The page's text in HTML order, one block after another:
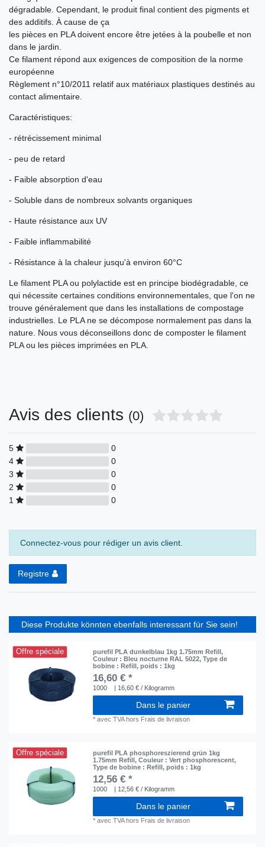
dégradable. Cependant, le produit final contient des pigments et
des additifs. À cause de ça
les pièces en PLA doivent encore être jetées à la poubelle et non
dans le jardin.
Ce filament répond aux exigences de composition de la norme
européenne
Règlement n°10/2011 relatif aux matériaux plastiques destinés au
contact alimentaire.
Caractéristiques:
- rétrécissement minimal
- peu de retard
- Faible absorption d'eau
- Soluble dans de nombreux solvants organiques
- Haute résistance aux UV
- Faible inflammabilité
- Résistance à la chaleur jusqu'à environ 60°C
Le filament PLA ou polylactide est en principe biodégradable, ce
qui nécessite certaines conditions environnementales, que l'on ne
trouve généralement que dans les installations de compostage
industrielles. Le PLA ne se décompose normalement pas dans la
nature. Nous vous déconseillons donc de composter le filament
PLA ou les pièces imprimées en PLA.
Avis des clients (0)
5
0
4
0
3
0
2
0
1
0
Connectez-vous pour rédiger un avis client.
Registre
Diese Produkte könnten ebenfalls interessant für Sie sein!
Offre spéciale purefil PLA dunkelblau 1kg 1.75mm Refill,
Couleur : Bleu nocturne RAL 5022, Type de
bobine : Refill, poids : 1kg
16,60 € *
1000 | 16,60 € / Kilogramm
Dans le panier
*avec TVAhors Frais de livraison
Offre spéciale
purefil PLA phosphoreszierend grün 1kg
1.75mm Refill, Couleur : Vert phosphorescent,
Type de bobine : Refill, poids : 1kg
12,56 € *
1000 | 12,56 € / Kilogramm
Dans le panier
*avec TVAhors Frais de livraison